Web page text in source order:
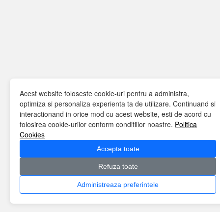
Acest website foloseste cookie-uri pentru a administra,
optimiza si personaliza experienta ta de utilizare. Continuand si
interactionand in orice mod cu acest website, esti de acord cu
folosirea cookie-urilor conform conditiilor noastre. Politica
Cookies
Accepta toate
Refuza toate
Administreaza preferintele